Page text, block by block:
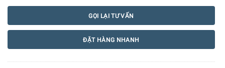
GỌI LẠI TƯ VẤN
ĐẶT HÀNG NHANH